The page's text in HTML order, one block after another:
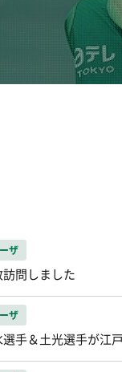
ザ
問しました
ザ
手＆土光選手が江